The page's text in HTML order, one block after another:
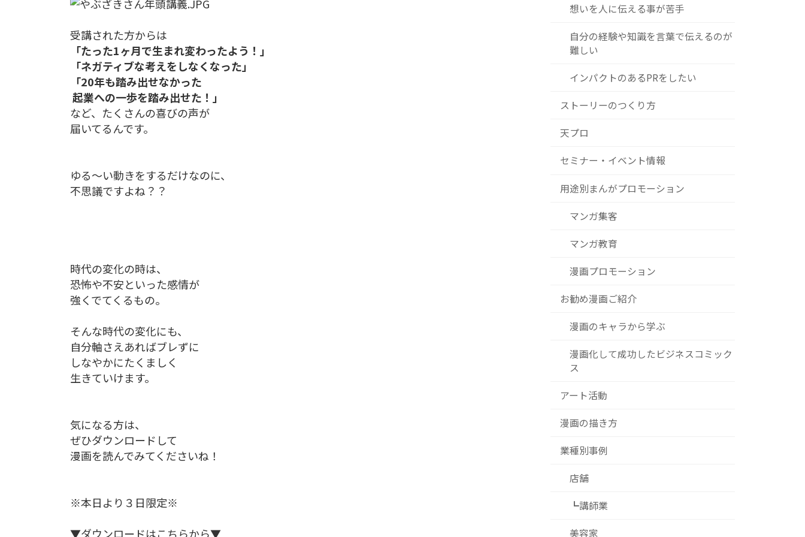
受講された方からは
「たった1ヶ月で生まれ変わったよう！」
「ネガティブな考えをしなくなった」
「20年も踏み出せなかった
起業への一歩を踏み出せた！」
など、たくさんの喜びの声が
届いてるんです。
ゆる〜い動きをするだけなのに、
不思議ですよね？？
時代の変化の時は、
恐怖や不安といった感情が
強くでてくるもの。
そんな時代の変化にも、
自分軸さえあればブレずに
しなやかにたくましく
生きていけます。
気になる方は、
ぜひダウンロードして
漫画を読んでみてくださいね！
※本日より３日限定※
▼ダウンロードはこちらから▼
想いを人に伝える事が苦手
自分の経験や知識を言葉で伝えるのが
難しい
インパクトのあるPRをしたい
ストーリーのつくり方
天プロ
セミナー・イベント情報
用途別まんがプロモーション
マンガ集客
マンガ教育
漫画プロモーション
お勧め漫画ご紹介
漫画のキャラから学ぶ
漫画化して成功したビジネスコミック
ス
アート活動
漫画の描き方
業種別事例
店舗
┗講師業
美容家